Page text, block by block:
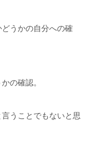
うかの自分への確
の確認。
うことでもないと思